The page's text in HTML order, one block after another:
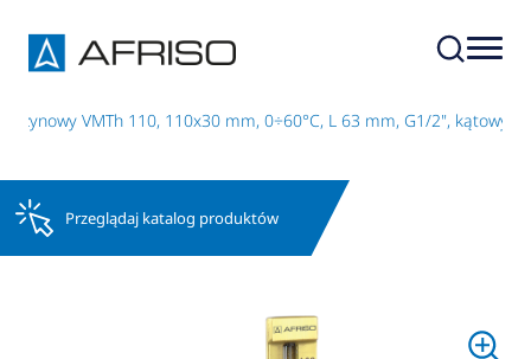
VMTh 110, 110x30 mm, 0÷60°C, L 63 mm, G1/2", kątowy
Przeglądaj katalog produktów